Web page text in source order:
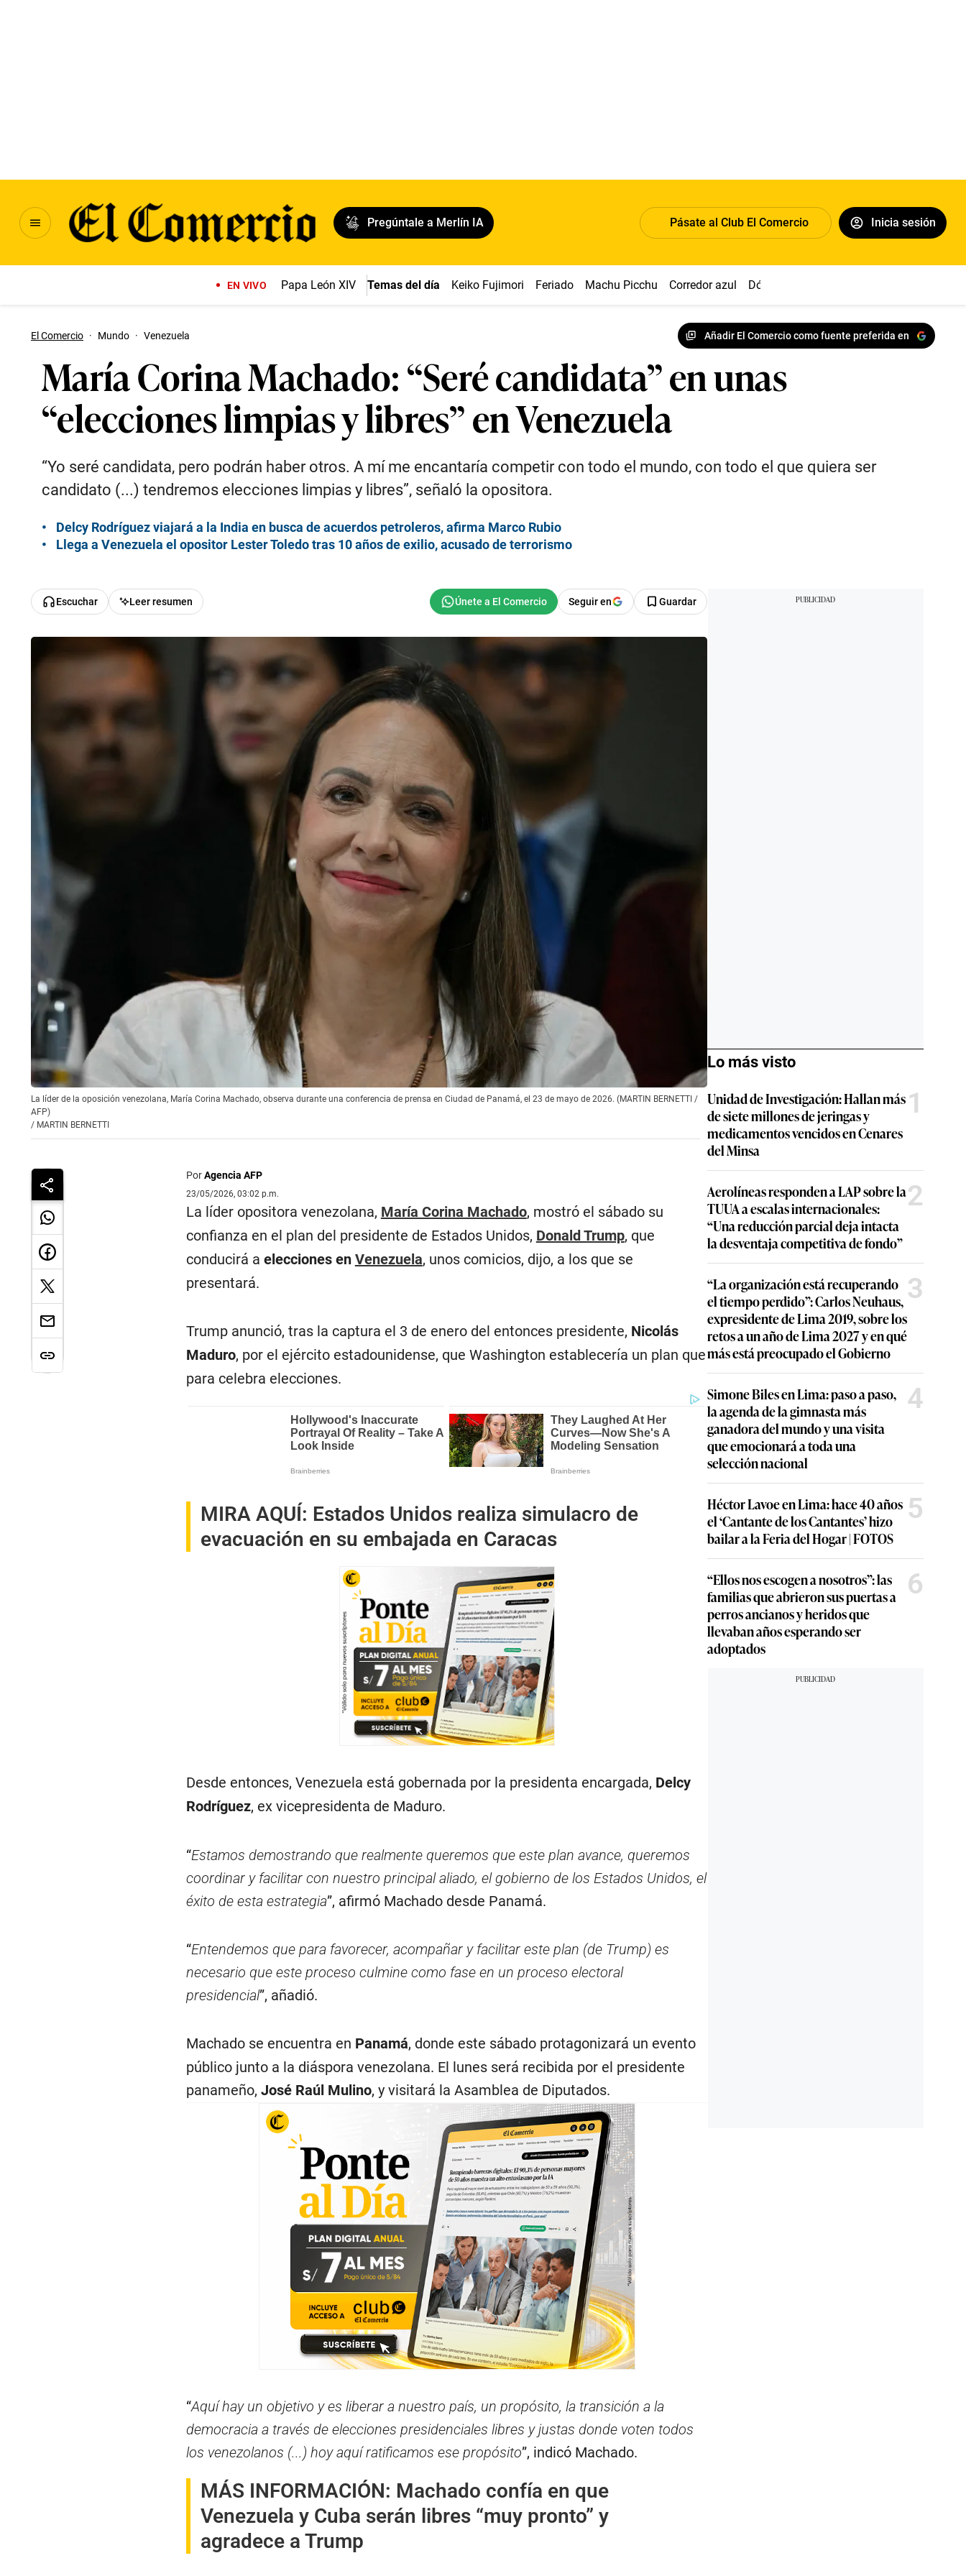
Pregúntale a Merlín IA Pásate al Club El Comercio Inicia sesión
EN VIVO Papa León XIV Temas del día Keiko Fujimori Feriado Machu Picchu Corredor azul Dólar
El Comercio · Mundo · Venezuela Añadir El Comercio como fuente preferida en
María Corina Machado: “Seré candidata” en unas
“elecciones limpias y libres” en Venezuela
“Yo seré candidata, pero podrán haber otros. A mí me encantaría competir con todo el mundo, con todo el que quiera ser
candidato (...) tendremos elecciones limpias y libres”, señaló la opositora.
Delcy Rodríguez viajará a la India en busca de acuerdos petroleros, afirma Marco Rubio
Llega a Venezuela el opositor Lester Toledo tras 10 años de exilio, acusado de terrorismo
Escuchar Leer resumen Seguir en Guardar
La líder de la oposición venezolana, María Corina Machado, observa durante una conferencia de prensa en Ciudad de Panamá, el 23 de mayo de 2026. (MARTIN BERNETTI /
AFP)
/ MARTIN BERNETTI
PorAgencia AFP
23/05/2026, 03:02 p.m.
La líder opositora venezolana, María Corina Machado, mostró el sábado su
confianza en el plan del presidente de Estados Unidos, Donald Trump, que
conducirá a elecciones en Venezuela, unos comicios, dijo, a los que se
presentará.
Trump anunció, tras la captura el 3 de enero del entonces presidente, Nicolás
Maduro, por el ejército estadounidense, que Washington establecería un plan que
para celebra elecciones.
MIRA AQUÍ: Estados Unidos realiza simulacro de
evacuación en su embajada en Caracas
Desde entonces, Venezuela está gobernada por la presidenta encargada, Delcy
Rodríguez, ex vicepresidenta de Maduro.
“Estamos demostrando que realmente queremos que este plan avance, queremos
coordinar y facilitar con nuestro principal aliado, el gobierno de los Estados Unidos, el
éxito de esta estrategia”, afirmó Machado desde Panamá.
“Entendemos que para favorecer, acompañar y facilitar este plan (de Trump) es
necesario que este proceso culmine como fase en un proceso electoral
presidencial”, añadió.
Machado se encuentra en Panamá, donde este sábado protagonizará un evento
público junto a la diáspora venezolana. El lunes será recibida por el presidente
panameño, José Raúl Mulino, y visitará la Asamblea de Diputados.
“Aquí hay un objetivo y es liberar a nuestro país, un propósito, la transición a la
democracia a través de elecciones presidenciales libres y justas donde voten todos
los venezolanos (...) hoy aquí ratificamos ese propósito”, indicó Machado.
MÁS INFORMACIÓN: Machado confía en que
Venezuela y Cuba serán libres “muy pronto” y
agradece a Trump
Lo más visto
Unidad de Investigación: Hallan más
de siete millones de jeringas y
medicamentos vencidos en Cenares
del Minsa
1
Aerolíneas responden a LAP sobre la
TUUA a escalas internacionales:
“Una reducción parcial deja intacta
la desventaja competitiva de fondo”
2
“La organización está recuperando
el tiempo perdido”: Carlos Neuhaus,
expresidente de Lima 2019, sobre los
retos a un año de Lima 2027 y en qué
más está preocupado el Gobierno
3
Simone Biles en Lima: paso a paso,
la agenda de la gimnasta más
ganadora del mundo y una visita
que emocionará a toda una
selección nacional
4
Héctor Lavoe en Lima: hace 40 años
el ‘Cantante de los Cantantes’ hizo
bailar a la Feria del Hogar | FOTOS
5
“Ellos nos escogen a nosotros”: las
familias que abrieron sus puertas a
perros ancianos y heridos que
llevaban años esperando ser
adoptados
6